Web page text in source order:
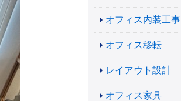
オフィス内装工事
オフィス移転
レイアウト設計
オフィス家具